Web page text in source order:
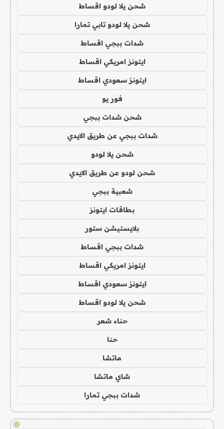
شحن يلا لودو اقساط
شحن يلا لودو تابي تمارا
شدات ببجي اقساط
ايتونز امريكي اقساط
ايتونز سعودي اقساط
فور يو
شحن شدات ببجي
شدات ببجي عن طريق الايدي
شحن يلا لودو
شحن لودو عن طريق الايدي
شعبية ببجي
بطاقات ايتونز
بلايستيشن ستور
شدات ببجي اقساط
ايتونز امريكي اقساط
ايتونز سعودي اقساط
شحن يلا لودو اقساط
حناء شعر
حنا
ماتشا
شاي ماتشا
شدات ببجي تمارا
!